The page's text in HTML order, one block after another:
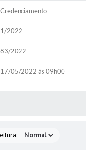
Credenciamento
1/2022
83/2022
17/05/2022 às 09h00